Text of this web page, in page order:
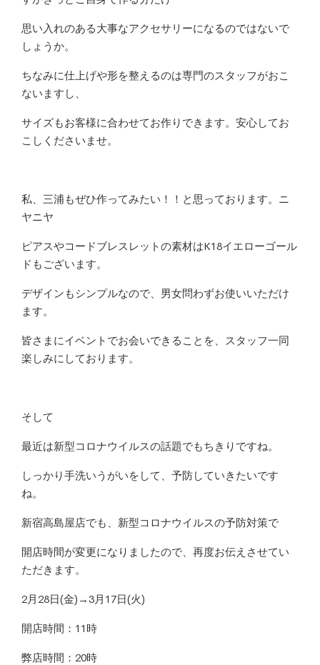
思い入れのある大事なアクセサリーになるのではないで
しょうか。
ちなみに仕上げや形を整えるのは専門のスタッフがおこ
ないますし、
サイズもお客様に合わせてお作りできます。安心してお
こしくださいませ。
私、三浦もぜひ作ってみたい！！と思っております。ニ
ヤニヤ
ピアスやコードブレスレットの素材はK18イエローゴール
ドもございます。
デザインもシンプルなので、男女問わずお使いいただけ
ます。
皆さまにイベントでお会いできることを、スタッフ一同
楽しみにしております。
そして
最近は新型コロナウイルスの話題でもちきりですね。
しっかり手洗いうがいをして、予防していきたいです
ね。
新宿高島屋店でも、新型コロナウイルスの予防対策で
開店時間が変更になりましたので、再度お伝えさせてい
ただきます。
2月28日(金)→3月17日(火)
開店時間：11時
弊店時間：20時